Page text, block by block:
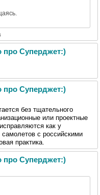
про Суперджет:)
про Суперджет:)
без тщательного
или проектные
как у
с российскими
практика.
про Суперджет:)